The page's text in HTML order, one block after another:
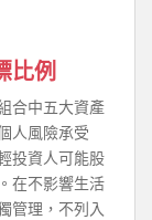
比例
合中五大資產
人風險承受
投資人可能股
在不影響生活
管理，不列入